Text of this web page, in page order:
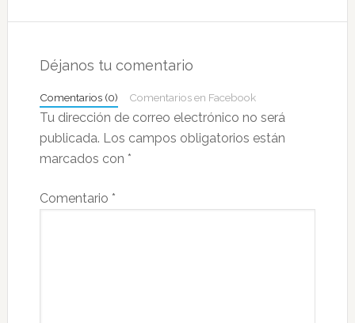
con
lectores
Déjanos tu comentario
Comentarios (0) Comentarios en Facebook
Tu dirección de correo electrónico no será
publicada. Los campos obligatorios están
marcados con *
Comentario *